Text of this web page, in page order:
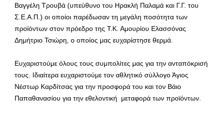
Βαγγέλη Τρουβά (υπεύθυνο του Ηρακλή Παλαμά και Γ.Γ. του
Σ.Ε.Α.Π.) οι οποίοι παρέδωσαν τη μεγάλη ποσότητα των
προϊόντων στον πρόεδρο της Τ.Κ. Αμουρίου Ελασσόνας
Δημήτριο Τσιώρη, ο οποίος μας ευχαρίστησε θερμά.
Ευχαριστούμε όλους τους συμπολίτες μας για την ανταπόκρισή
τους. Ιδιαίτερα ευχαριστούμε τον αθλητικό σύλλογο Άγιος
Νέστωρ Καρδίτσας για την προσφορά του και τον Βάιο
Παπαθανασίου για την εθελοντική μεταφορά των προϊόντων.